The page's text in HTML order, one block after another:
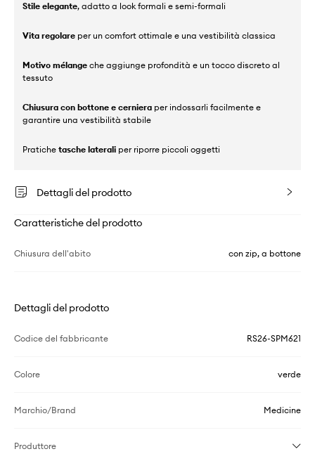
Stile elegante, adatto a look formali e semi-formali
Vita regolare per un comfort ottimale e una vestibilità classica
Motivo mélange che aggiunge profondità e un tocco discreto al
tessuto
Chiusura con bottone e cerniera per indossarli facilmente e
garantire una vestibilità stabile
Pratiche tasche laterali per riporre piccoli oggetti
Dettagli del prodotto
Caratteristiche del prodotto
Chiusura dell'abito con zip, a bottone
Dettagli del prodotto
Codice del fabbricante RS26-SPM621
Colore verde
Marchio/Brand Medicine
Produttore